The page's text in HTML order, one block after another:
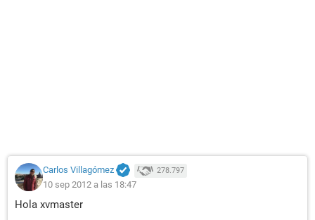
Carlos Villagómez 278.797
10 sep 2012 a las 18:47
Hola xvmaster